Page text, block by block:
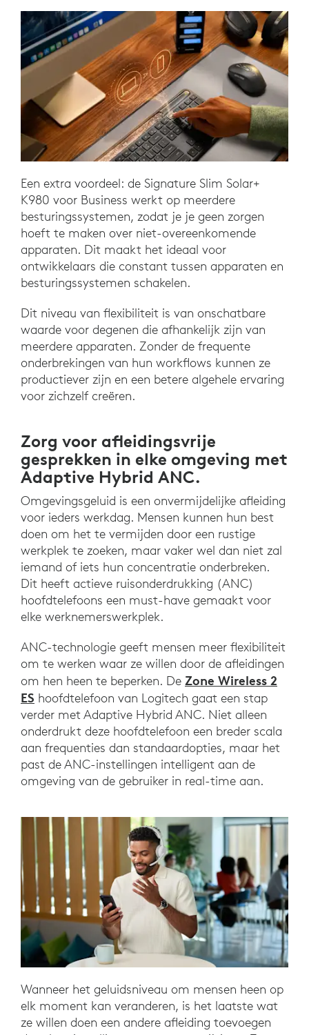
Een extra voordeel: de Signature Slim Solar+
K980 voor Business werkt op meerdere
besturingssystemen, zodat je je geen zorgen
hoeft te maken over niet-overeenkomende
apparaten. Dit maakt het ideaal voor
ontwikkelaars die constant tussen apparaten en
besturingssystemen schakelen.
Dit niveau van flexibiliteit is van onschatbare
waarde voor degenen die afhankelijk zijn van
meerdere apparaten. Zonder de frequente
onderbrekingen van hun workflows kunnen ze
productiever zijn en een betere algehele ervaring
voor zichzelf creëren.
Zorg voor afleidingsvrije
gesprekken in elke omgeving met
Adaptive Hybrid ANC.
Omgevingsgeluid is een onvermijdelijke afleiding
voor ieders werkdag. Mensen kunnen hun best
doen om het te vermijden door een rustige
werkplek te zoeken, maar vaker wel dan niet zal
iemand of iets hun concentratie onderbreken.
Dit heeft actieve ruisonderdrukking (ANC)
hoofdtelefoons een must-have gemaakt voor
elke werknemerswerkplek.
ANC-technologie geeft mensen meer flexibiliteit
om te werken waar ze willen door de afleidingen
om hen heen te beperken. De Zone Wireless 2
ES hoofdtelefoon van Logitech gaat een stap
verder met Adaptive Hybrid ANC. Niet alleen
onderdrukt deze hoofdtelefoon een breder scala
aan frequenties dan standaardopties, maar het
past de ANC-instellingen intelligent aan de
omgeving van de gebruiker in real-time aan.
Wanneer het geluidsniveau om mensen heen op
elk moment kan veranderen, is het laatste wat
ze willen doen een andere afleiding toevoegen